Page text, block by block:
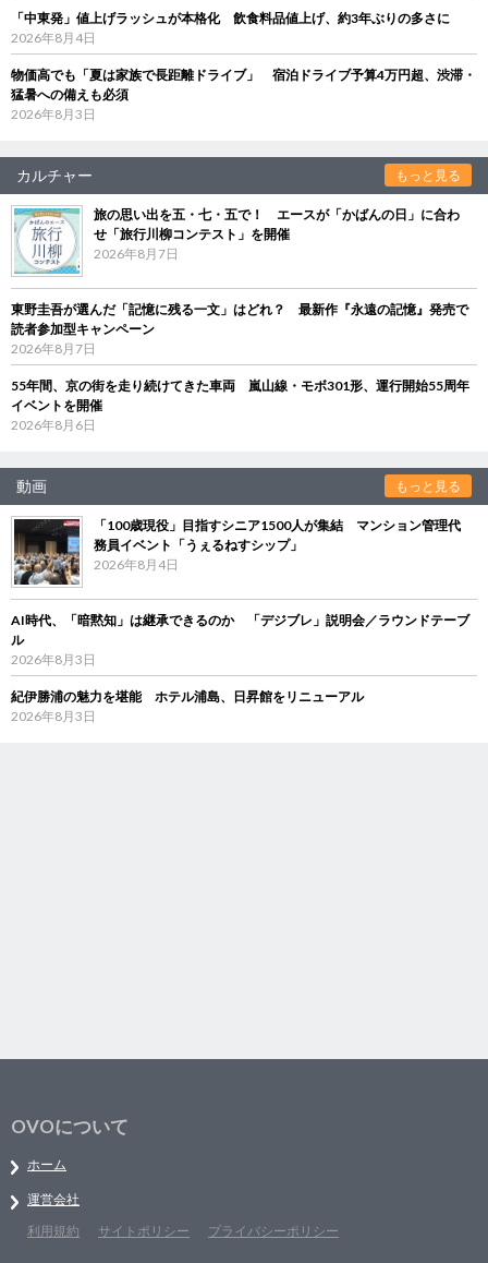
「中東発」値上げラッシュが本格化 飲食料品値上げ、約3年ぶりの多さに
2026年8月4日
物価高でも「夏は家族で長距離ドライブ」 宿泊ドライブ予算4万円超、渋滞・
猛暑への備えも必須
2026年8月3日
カルチャー もっと見る
旅の思い出を五・七・五で！ エースが「かばんの日」に合わ
せ「旅行川柳コンテスト」を開催
2026年8月7日
東野圭吾が選んだ「記憶に残る一文」はどれ？ 最新作『永遠の記憶』発売で
読者参加型キャンペーン
2026年8月7日
55年間、京の街を走り続けてきた車両 嵐山線・モボ301形、運行開始55周年
イベントを開催
2026年8月6日
動画 もっと見る
「100歳現役」目指すシニア1500人が集結 マンション管理代
務員イベント「うぇるねすシップ」
2026年8月4日
AI時代、「暗黙知」は継承できるのか 「デジブレ」説明会／ラウンドテーブ
ル
2026年8月3日
紀伊勝浦の魅力を堪能 ホテル浦島、日昇館をリニューアル
2026年8月3日
OVOについて
ホーム
運営会社
利用規約
サイトポリシー プライバシーポリシー